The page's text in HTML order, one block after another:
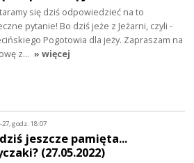
się dziś odpowiedzieć na to
pytanie! Bo dziś jeże z Jeżarni, czyli -
Pogotowia dla jeży. Zapraszam na
z… » więcej
27, godz. 18:07
jeszcze pamięta...
(27.05.2022)